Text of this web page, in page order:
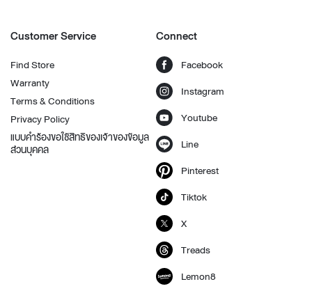
Customer Service
Find Store
Warranty
Terms & Conditions
Privacy Policy
แบบคำร้องขอใช้สิทธิของเจ้าของข้อมูล
ส่วนบุคคล
Connect
Facebook
Instagram
Youtube
Line
Pinterest
Tiktok
X
Treads
Lemon8